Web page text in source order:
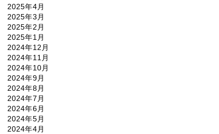
2025年4月
2025年3月
2025年2月
2025年1月
2024年12月
2024年11月
2024年10月
2024年9月
2024年8月
2024年7月
2024年6月
2024年5月
2024年4月